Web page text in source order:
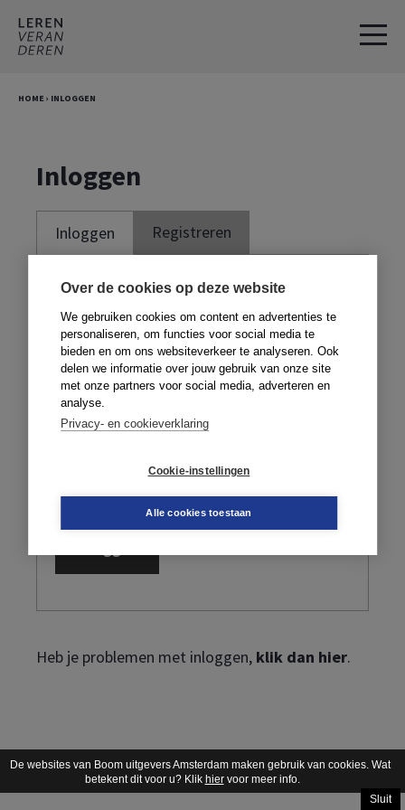
De websites van Boom uitgevers Amsterdam maken gebruik van cookies. Wat
betekent dit voor u? Klik hiervoor meer info.
Sluit
Over de cookies op deze website
We gebruiken cookies om content en advertenties te
personaliseren, om functies voor social media te
bieden en om ons websiteverkeer te analyseren. Ook
delen we informatie over jouw gebruik van onze site
met onze partners voor social media, adverteren en
analyse.
Privacy- en cookieverklaring
Cookie-instellingen
Alle cookies toestaan
naar
naar
HOME› INLOGGEN
Inloggen
Inloggen Registreren
Je moet ingelogd zijn om deze website te
kunnen gebruiken. Om te kunnen inloggen,
moet je je registreren met de code voor in
je boek. Heb je geen boek, klik dan hier.
Ik ben mijn wachtwoord vergeten
Heb je problemen met inloggen, klik dan hier.